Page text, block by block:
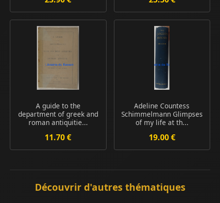
A guide to the
department of greek and
roman antiquitie...
11.70 €
Adeline Countess
Schimmelmann Glimpses
of my life at th...
19.00 €
Découvrir d'autres thématiques